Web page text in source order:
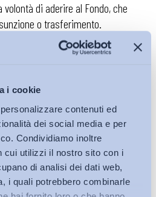
i cookie
contenuti ed
dei social media e per
Condividiamo inoltre
cui utilizzi il nostro sito con i
di analisi dei dati web,
i quali potrebbero combinarle
di aderire al Fondo, che
o trasferimento.
possibilità per i
del pubblico impiego
dall’Agenzia per la
delle pubbliche
, senza che ciò comporti
di verifica della
visto che tali lavoratori
calcolo. In questo modo, con